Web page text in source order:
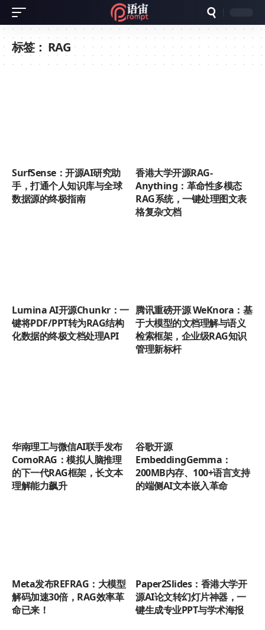
标签： RAG
SurfSense：开源AI研究助
手，打通个人知识库与全球
数据源的终极指南
香港大学开源RAG-
Anything：革命性多模态
RAG系统，一键处理图文表
格复杂文档
Lumina AI开源Chunkr：一
键将PDF/PPT转为RAG结构
化数据的终极文档处理API
腾讯重磅开源 WeKnora：基
于大模型的文档理解与语义
检索框架，企业级RAG知识
管理新标杆
华南理工与微信AI联手发布
ComoRAG：模拟人脑推理
的下一代RAG框架，长文本
理解能力飙升
谷歌开源
EmbeddingGemma：
200MB内存、100+语言支持
的端侧AI文本嵌入革命
Meta发布REFRAG：大模型
解码加速30倍，RAG效率革
命已来！
Paper2Slides：香港大学开
源AI论文转幻灯片神器，一
键生成专业PPT与学术海报